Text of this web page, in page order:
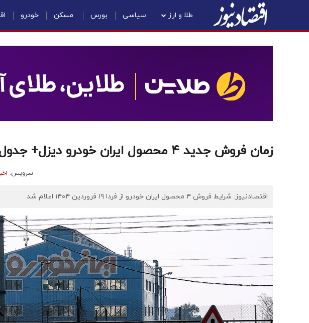
طلا و ارز سیاسی بورس مسکن خودرو
زمان فروش جدید ۴ محصول ایران خودرو دیزل+ جدول
سرویس:
اقتصادنیوز: شرایط فروش ۴ محصول ایران خودرو از فردا ۱۹ فروردین ۱۴۰۴ اعلام شد.